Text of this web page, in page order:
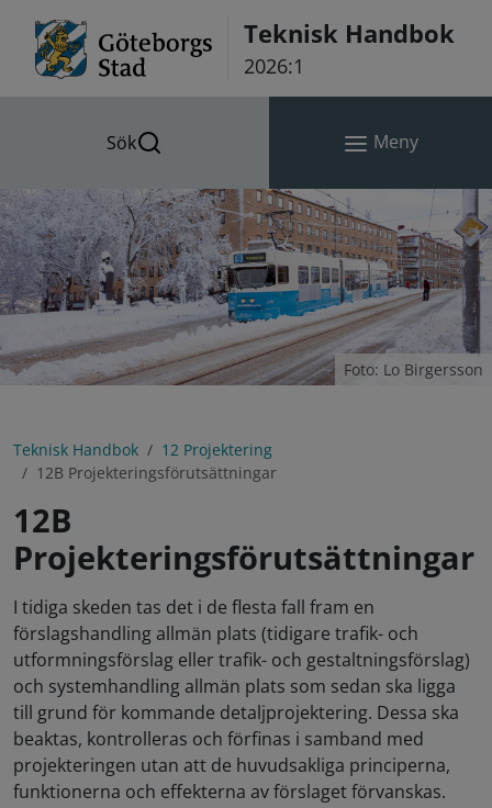
Teknisk Handbok
2026:1
Sök Meny
Foto: Lo Birgersson
Teknisk Handbok
12 Projektering
12B Projekteringsförutsättningar
12B
Projekteringsförutsättningar
I tidiga skeden tas det i de flesta fall fram en
förslagshandling allmän plats (tidigare trafik- och
utformningsförslag eller trafik- och gestaltningsförslag)
och systemhandling allmän plats som sedan ska ligga
till grund för kommande detaljprojektering. Dessa ska
beaktas, kontrolleras och förfinas i samband med
projekteringen utan att de huvudsakliga principerna,
funktionerna och effekterna av förslaget förvanskas.